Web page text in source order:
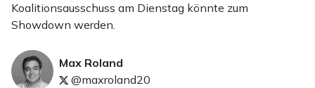
Koalitionsausschuss am Dienstag könnte zum
Showdown werden.
Max Roland
@maxroland20